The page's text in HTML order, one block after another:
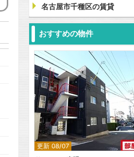
名古屋市千種区の賃貸
おすすめの物件
更新 08/07